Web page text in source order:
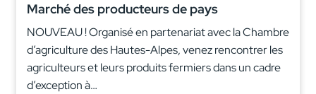
Marché des producteurs de pays
NOUVEAU ! Organisé en partenariat avec la Chambre
d’agriculture des Hautes-Alpes, venez rencontrer les
agriculteurs et leurs produits fermiers dans un cadre
d’exception à…